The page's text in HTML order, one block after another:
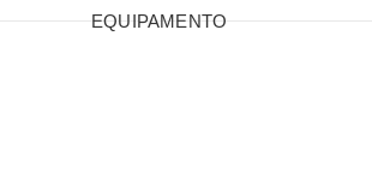
EQUIPAMENTO